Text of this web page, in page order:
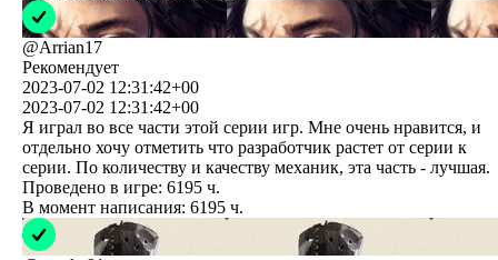
@Arrian17
Рекомендует
2023-07-02 12:31:42+00
2023-07-02 12:31:42+00
Я играл во все части этой серии игр. Мне очень нравится, и
отдельно хочу отметить что разработчик растет от серии к
серии. По количеству и качеству механик, эта часть - лучшая.
Проведено в игре: 6195 ч.
В момент написания: 6195 ч.